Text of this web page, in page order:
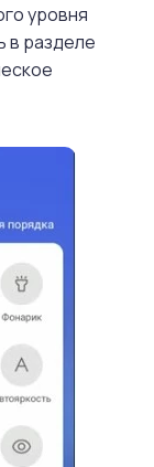
уровня
в разделе